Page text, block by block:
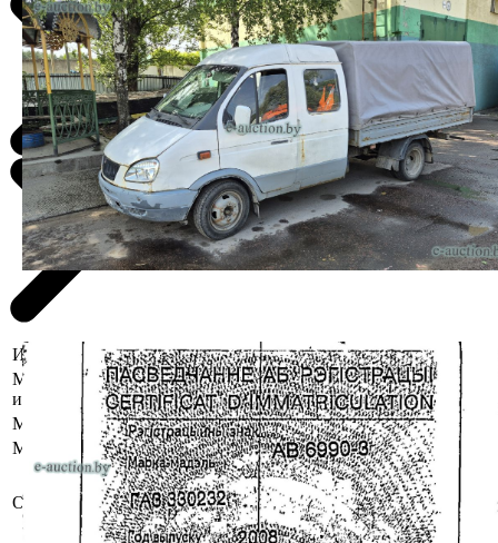
Информация о предмете торгов
Местоположение
имущества
г. Гомель, ул. Лазурная, 17
Марка
ГАЗ
Модель
330232
Описание
Рег. знак АВ 6990-3
VIN: 33023080105271;
X9633023282336066
Начальная стоимость с НДС.